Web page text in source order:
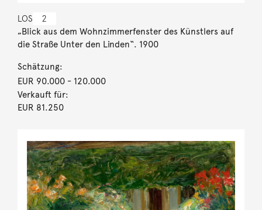
LOS 2
„Blick aus dem Wohnzimmerfenster des Künstlers auf
die Straße Unter den Linden“. 1900
Schätzung:
EUR 90.000- 120.000
Verkauft für:
EUR 81.250